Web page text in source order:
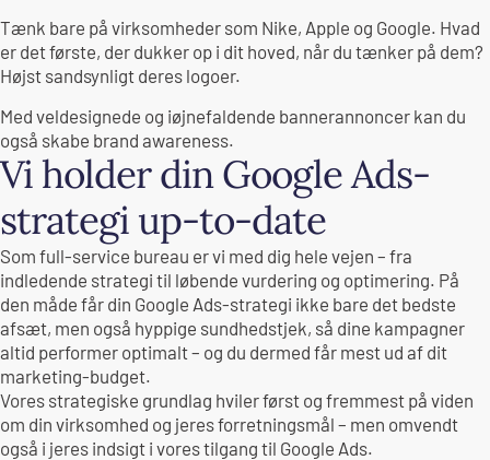
Tænk bare på virksomheder som Nike, Apple og Google. Hvad
er det første, der dukker op i dit hoved, når du tænker på dem?
Højst sandsynligt deres logoer.
Med veldesignede og iøjnefaldende bannerannoncer kan du
også skabe brand awareness.
Vi holder din Google Ads-
strategi up-to-date
Som full-service bureau er vi med dig hele vejen – fra
indledende strategi til løbende vurdering og optimering. På
den måde får din Google Ads-strategi ikke bare det bedste
afsæt, men også hyppige sundhedstjek, så dine kampagner
altid performer optimalt – og du dermed får mest ud af dit
marketing-budget.
Vores strategiske grundlag hviler først og fremmest på viden
om din virksomhed og jeres forretningsmål – men omvendt
også i jeres indsigt i vores tilgang til Google Ads.